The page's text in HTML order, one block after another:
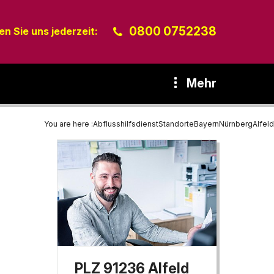
Sie uns jederzeit: 0800 0752238
Mehr
You are here :AbflusshilfsdienstStandorteBayernNürnbergAlfeld
PLZ 91236 Alfeld